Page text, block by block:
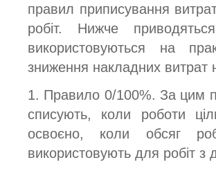
правил приписування
робіт. Нижче
використовуються на
зниження накладних витрат
1. Правило 0/100%. За цим
списують, коли роботи
освоєно, коли обсяг
використовують для робіт з